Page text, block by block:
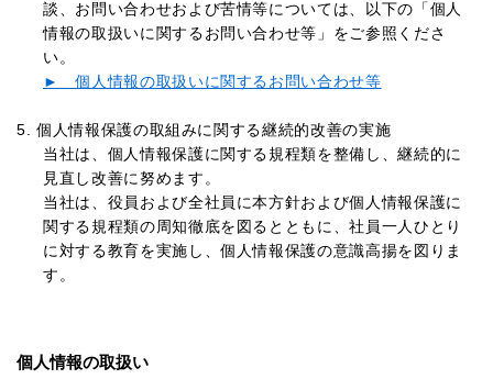
談、お問い合わせおよび苦情等については、以下の「個人
情報の取扱いに関するお問い合わせ等」をご参照くださ
い。
► 個人情報の取扱いに関するお問い合わせ等
5. 個人情報保護の取組みに関する継続的改善の実施
当社は、個人情報保護に関する規程類を整備し、継続的に
見直し改善に努めます。
当社は、役員および全社員に本方針および個人情報保護に
関する規程類の周知徹底を図るとともに、社員一人ひとり
に対する教育を実施し、個人情報保護の意識高揚を図りま
す。
個人情報の取扱い